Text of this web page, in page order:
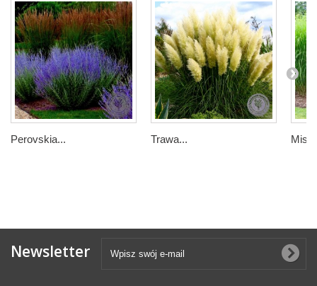
Perovskia... Trawa...
Newsletter